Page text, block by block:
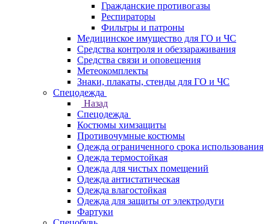
Гражданские противогазы
Респираторы
Фильтры и патроны
Медицинское имущество для ГО и ЧС
Средства контроля и обеззараживания
Средства связи и оповещения
Метеокомплекты
Знаки, плакаты, стенды для ГО и ЧС
Спецодежда
Назад
Спецодежда
Костюмы химзащиты
Противочумные костюмы
Одежда ограниченного срока использования
Одежда термостойкая
Одежда для чистых помещений
Одежда антистатическая
Одежда влагостойкая
Одежда для защиты от электродуги
Фартуки